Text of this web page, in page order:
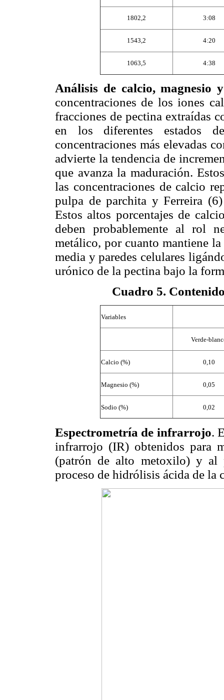
1802,2 3:08
1543,2 4:20
1063,5 4:38
Análisis de calcio, magnesio
concentraciones de los iones
fracciones de pectina extraídas
en los diferentes estados
concentraciones más elevadas
advierte la tendencia de
que avanza la maduración.
las concentraciones de calcio
pulpa de parchita y Ferreira
Estos altos porcentajes de
deben probablemente al rol
metálico, por cuanto mantiene
media y paredes celulares
urónico de la pectina bajo la
Cuadro 5.
Variables
Verde-
Calcio (%) 0,10
Magnesio (%) 0,05
Sodio (%) 0,02
Espectrometría de infrarrojo.
infrarrojo (IR) obtenidos para
(patrón de alto metoxilo) y al
proceso de hidrólisis ácida de la